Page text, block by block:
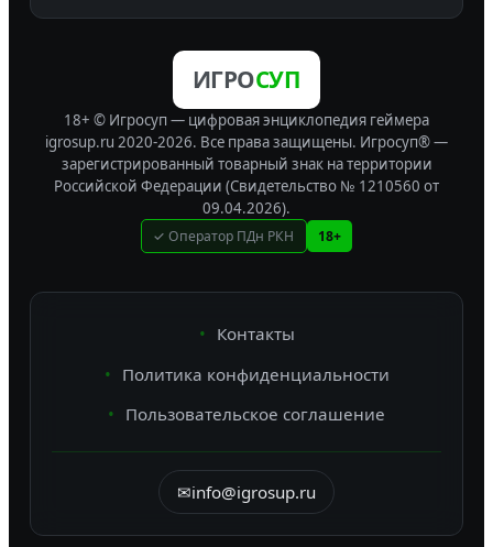
ИГРОСУП
18+ © Игросуп — цифровая энциклопедия геймера
igrosup.ru 2020-2026. Все права защищены. Игросуп® —
зарегистрированный товарный знак на территории
Российской Федерации (Свидетельство № 1210560 от
09.04.2026).
✓ Оператор ПДн РКН 18+
Контакты
Политика конфиденциальности
Пользовательское соглашение
✉info@igrosup.ru